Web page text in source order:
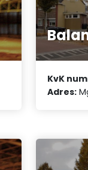
KvK
Adres: